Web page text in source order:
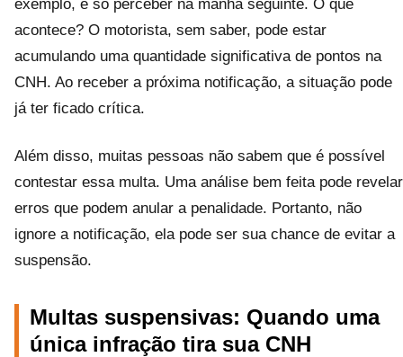
exemplo, e só perceber na manhã seguinte. O que
acontece? O motorista, sem saber, pode estar
acumulando uma quantidade significativa de pontos na
CNH. Ao receber a próxima notificação, a situação pode
já ter ficado crítica.
Além disso, muitas pessoas não sabem que é possível
contestar essa multa. Uma análise bem feita pode revelar
erros que podem anular a penalidade. Portanto, não
ignore a notificação, ela pode ser sua chance de evitar a
suspensão.
Multas suspensivas: Quando uma
única infração tira sua CNH